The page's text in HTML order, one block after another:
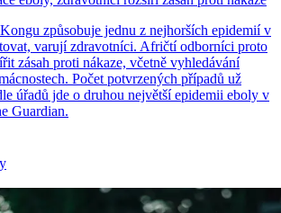
způsobuje jednu z nejhorších epidemií v
varují zdravotníci. Afričtí odborníci proto
zásah proti nákaze, včetně vyhledávání
Počet potvrzených případů už
úřadů jde o druhou největší epidemii eboly v
Guardian.